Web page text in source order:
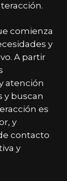
comienza
y
A partir
atención
y buscan
es
y
contacto
y